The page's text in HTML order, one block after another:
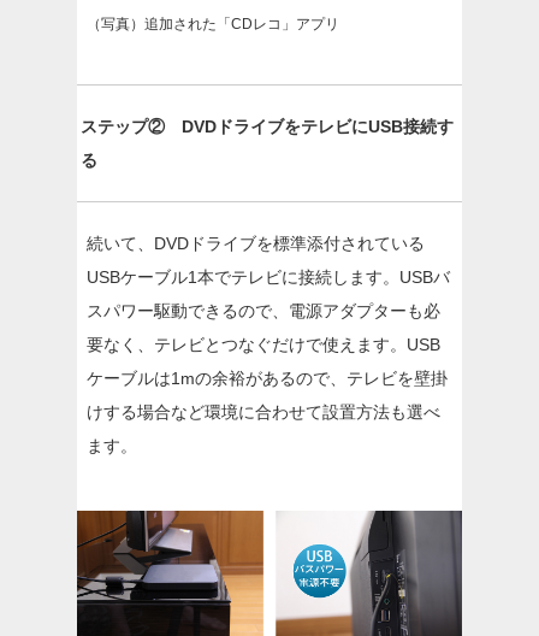
（写真）追加された「CDレコ」アプリ
ステップ② DVDドライブをテレビにUSB接続す
る
続いて、DVDドライブを標準添付されている
USBケーブル1本でテレビに接続します。USBバ
スパワー駆動できるので、電源アダプターも必
要なく、テレビとつなぐだけで使えます。USB
ケーブルは1mの余裕があるので、テレビを壁掛
けする場合など環境に合わせて設置方法も選べ
ます。